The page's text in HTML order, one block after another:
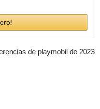
de playmobil de 2023